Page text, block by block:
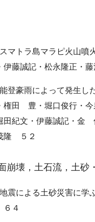
マトラ島マラピ火山噴
伊藤誠記・松永隆正・
登豪雨によって発生し
田 豊・堀口俊行・今
田紀文・伊藤誠記・
隆 ５２
崩壊，土石流，土砂
震による土砂災害に学
４